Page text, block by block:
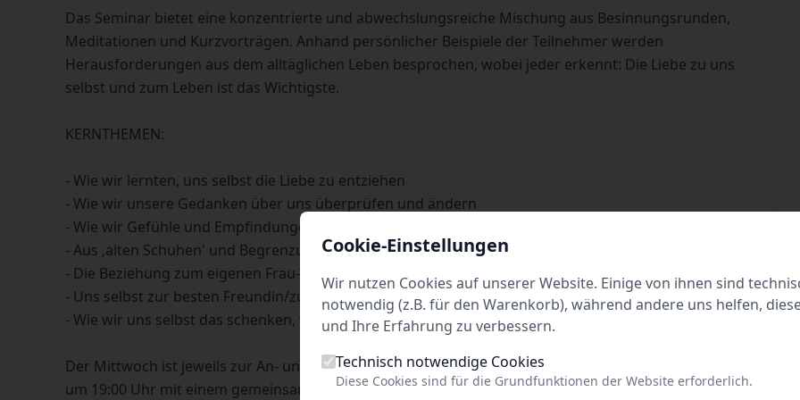
Das Seminar bietet eine konzentrierte und abwechslungsreiche Mischung aus Besinnungsrunden,
Meditationen und Kurzvorträgen. Anhand persönlicher Beispiele der Teilnehmer werden
Herausforderungen aus dem alltäglichen Leben besprochen, wobei jeder erkennt: Die Liebe zu uns
selbst und zum Leben ist das Wichtigste.
KERNTHEMEN:
- Wie wir lernten, uns selbst die Liebe zu entziehen
- Wie wir unsere Gedanken über uns überprüfen und ändern
- Wie wir Gefühle und Empfindungen verwandeln können
- Aus ‚alten Schuhen' und Begrenzungen aussteigen
- Die Beziehung zum eigenen Frau-Sein/Mann-Sein und zum eigenen Körper
- Uns selbst zur besten Freundin/zum besten Freund machen
- Wie wir uns selbst das schenken, was wir von anderen erwarten
Der Mittwoch ist jeweils zur An- und Abreise vorgesehen. Das Seminar beginnt am Mittwoch Abend
um 19:00 Uhr mit einem gemeinsamen Abendessen.
Cookie-Einstellungen
Wir nutzen Cookies auf unserer Website. Einige von ihnen sind
notwendig (z.B. für den Warenkorb), während andere uns helfen,
und Ihre Erfahrung zu verbessern.
Technisch notwendige Cookies
Diese Cookies sind für die Grundfunktionen der Website erforderlich.